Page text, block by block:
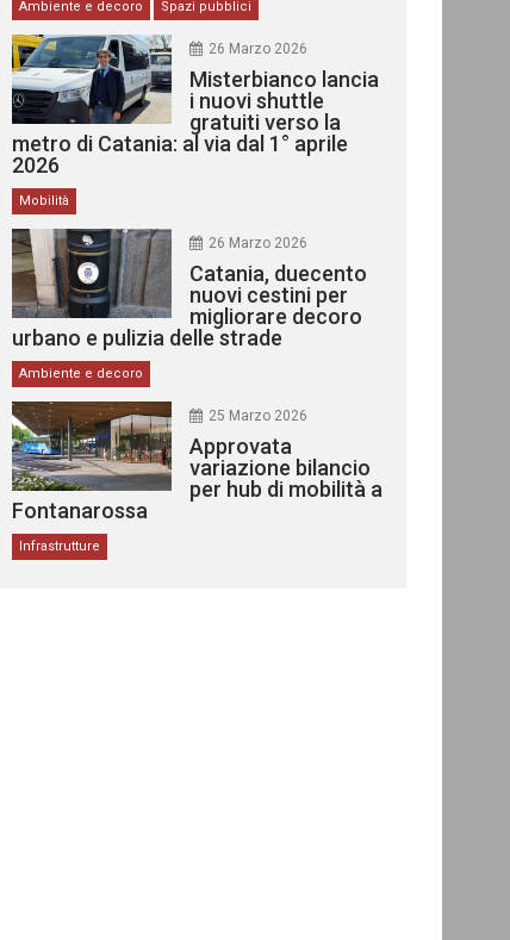
Ambiente e decoro Spazi pubblici
26 Marzo 2026
Misterbianco lancia
i nuovi shuttle
gratuiti verso la
metro di Catania: al via dal 1° aprile
2026
Mobilità
26 Marzo 2026
Catania, duecento
nuovi cestini per
migliorare decoro
urbano e pulizia delle strade
Ambiente e decoro
25 Marzo 2026
Approvata
variazione bilancio
per hub di mobilità a
Fontanarossa
Infrastrutture